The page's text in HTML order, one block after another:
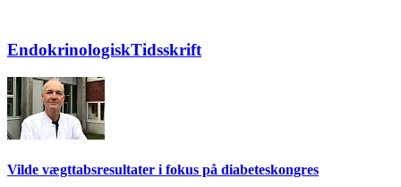
EndokrinologiskTidsskrift
Vilde vægttabsresultater i fokus på diabeteskongres